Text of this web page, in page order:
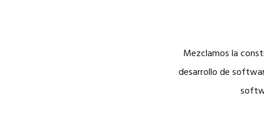
Mezclamos la
desarrollo de